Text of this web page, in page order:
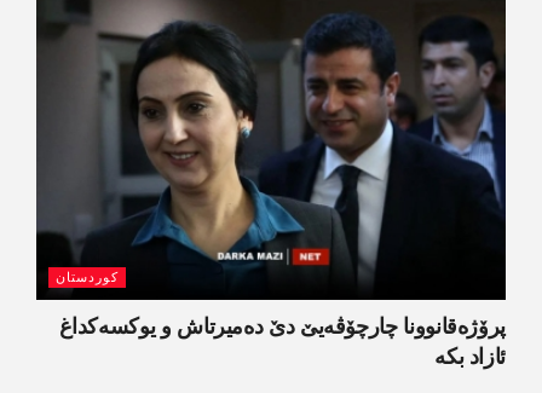
کوردستان
پرۆژەقانوونا چارچۆڤەیێ دێ دەمیرتاش و یوکسەکداغ
ئازاد بکە